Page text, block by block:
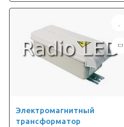
Электромагнитный
трансформатор